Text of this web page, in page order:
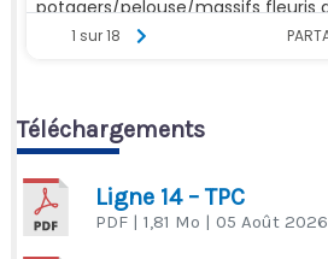
Téléchargements
Ligne 14 – TPC
PDF | 1,81 Mo | 05 Août 2026